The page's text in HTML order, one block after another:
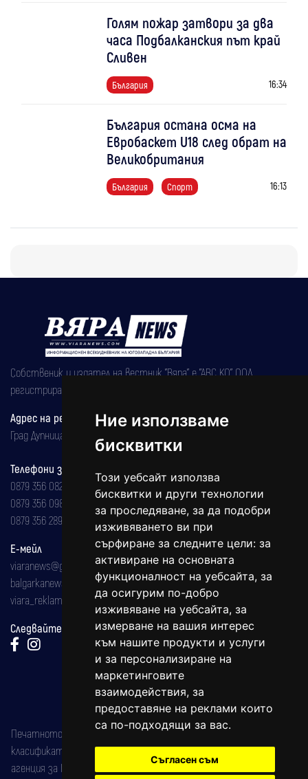
Ние използваме
бисквитки
Този уебсайт използва
бисквитки и други технологии
за проследяване, за да подобри
изживяването ви при
сърфиране за следните цели: за
активиране на основната
функционалност на уебсайта, за
да осигурим по-добро
изживяване на уебсайта, за
измерване на вашия интерес
към нашите продукти и услуги
и за персонализиране на
маркетинговите
взаимодействия, за
предоставяне на реклами които
са по-подходящи за вас.
Съгласен съм
Голям пожар затвори за два
часа Подбалканския път край
Сливен
България 16:34
България остана осма на
Евробаскет U18 след обрат на
Великобритания
България Спорт 16:13
Собственик и издател на вестник "Вяра" е "АВС КО" ООД,
регистрирана на 08.05.2002 година.
Адрес на редакцията
Град Дупница, ул.''Христо Ботев" 43
Телефони за реклама и абонаменти
0879 356 082
0879 356 098
0879 356 289
Е-мейл
viaranews@gmail.com
balgarkanews@gmail.com
viara_reklama@mail.bg
Следвайте ни:
Печатното издание на вестника е регистрирано в националния
класификатор на печатните издания (Българска национална
агенция за ISSN) под номер: ISSN 1312-4722.